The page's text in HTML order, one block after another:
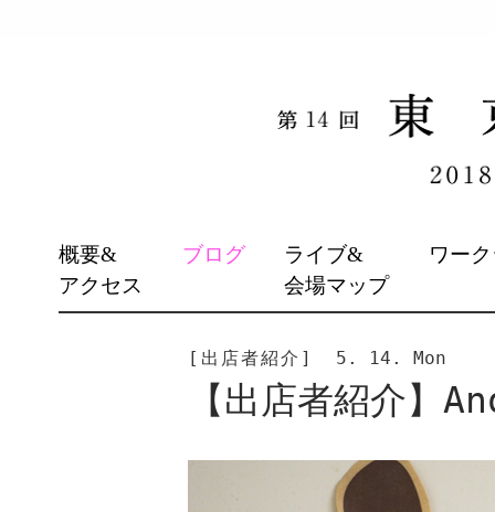
TO
CONTENT
概要&
アクセス
ブログ
ライブ&
会場マップ
ワー
[出店者紹介] 5. 14. Mon
【出店者紹介】